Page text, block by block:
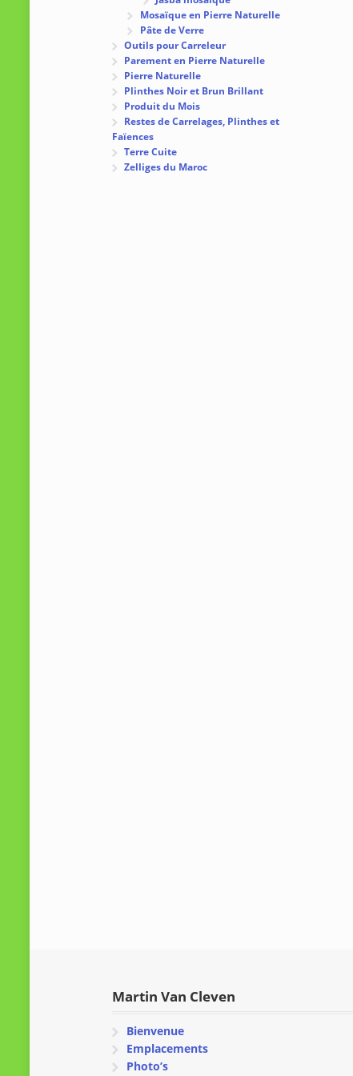
Mosaïque en Pierre Naturelle
Pâte de Verre
Outils pour Carreleur
Parement en Pierre Naturelle
Pierre Naturelle
Plinthes Noir et Brun Brillant
Produit du Mois
Restes de Carrelages, Plinthes et
Faïences
Terre Cuite
Zelliges du Maroc
Martin Van Cleven
Bienvenue
Emplacements
Photo’s